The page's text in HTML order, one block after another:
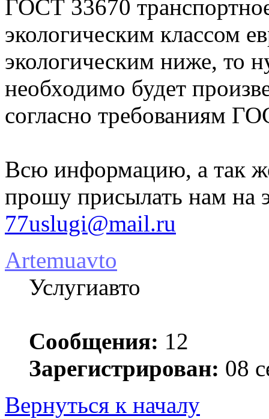
ГОСТ 33670
экологическим классом
экологическим ниже, то
необходимо будет
согласно требованиям
Всю информацию, а так
прошу присылать нам на
77uslugi@mail.ru
Artemuavto
Услугиавто
Сообщения: 12
Зарегистрирован: 08
Вернуться к началу